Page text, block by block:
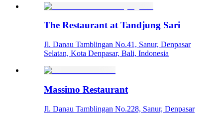
The Restaurant at Tandjung Sari
Jl. Danau Tamblingan No.41, Sanur, Denpasar
Selatan, Kota Denpasar, Bali, Indonesia
Massimo Restaurant
Jl. Danau Tamblingan No.228, Sanur, Denpasar